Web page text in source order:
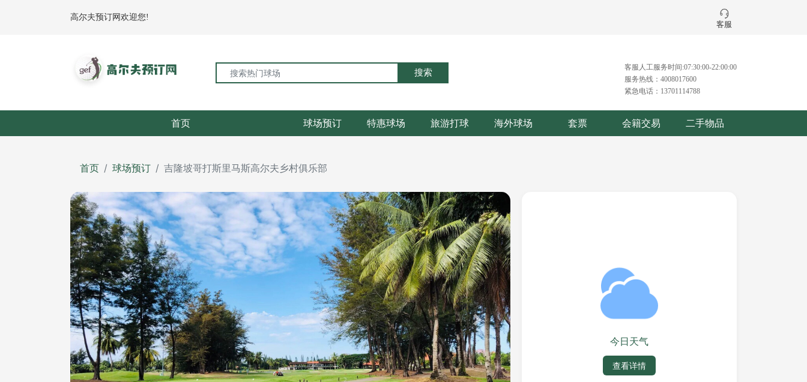
高尔夫预订网欢迎您!
客服
搜索
客服人工服务时间:07:30:00-22:00:00
服务热线：4008017600
紧急电话：13701114788
首页 球场预订 特惠球场 旅游打球 海外球场 套票 会籍交易 二手物品
首页 球场预订 吉隆坡哥打斯里马斯高尔夫乡村俱乐部
Previous
Next
今日天气
查看详情